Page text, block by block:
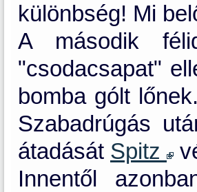
különbség! Mi
A második
"csodacsapat"
bomba gólt
Szabadrúgás
átadását Spitz
Innentől